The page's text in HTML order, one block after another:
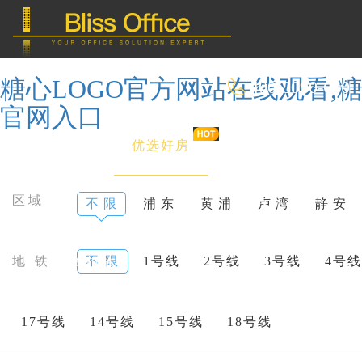
糖心LOGO官方网站在线观看,
官网入口
400-8090-660
优选好房
共享办公
委托&投放
区域 不 限 浦 东 黄 浦 卢 湾 静 安
地 铁 不 限 1号线 2号线 3号线 4号线
17号线 14号线 15号线 18号线